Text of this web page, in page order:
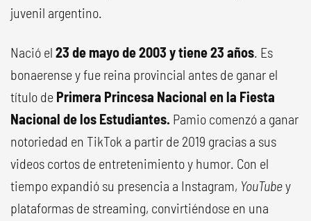
juvenil argentino.
Nació el 23 de mayo de 2003 y tiene 23 años. Es
bonaerense y fue reina provincial antes de ganar el
título de Primera Princesa Nacional en la Fiesta
Nacional de los Estudiantes. Pamio comenzó a ganar
notoriedad en TikTok a partir de 2019 gracias a sus
videos cortos de entretenimiento y humor. Con el
tiempo expandió su presencia a Instagram, YouTubey
plataformas de streaming, convirtiéndose en una